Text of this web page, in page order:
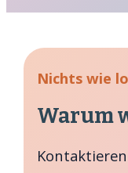
Nichts wie
Warum